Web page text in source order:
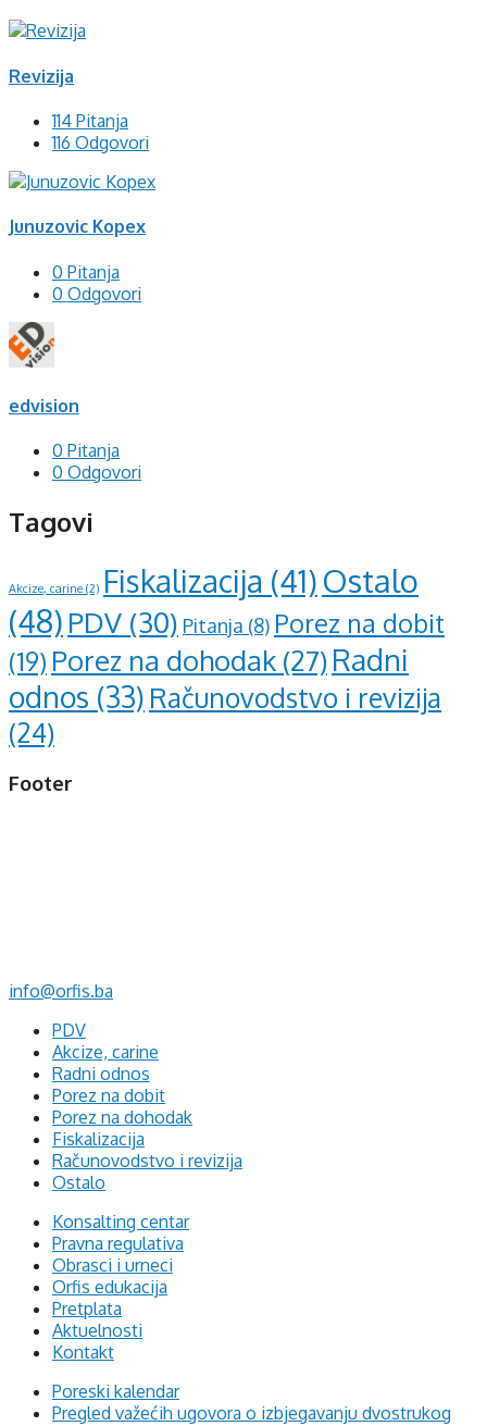
Revizija
114 Pitanja
116 Odgovori
Junuzovic Kopex
0 Pitanja
0 Odgovori
edvision
0 Pitanja
0 Odgovori
Tagovi
Akcize, carine (2) Fiskalizacija (41)Ostalo
(48) PDV (30) Pitanja (8) Porez na dobit
(19) Porez na dohodak (27)Radni
odnos (33) Računovodstvo i revizija
(24)
Footer
info@orfis.ba
PDV
Akcize, carine
Radni odnos
Porez na dobit
Porez na dohodak
Fiskalizacija
Računovodstvo i revizija
Ostalo
Konsalting centar
Pravna regulativa
Obrasci i urneci
Orfis edukacija
Pretplata
Aktuelnosti
Kontakt
Poreski kalendar
Pregled važećih ugovora o izbjegavanju dvostrukog